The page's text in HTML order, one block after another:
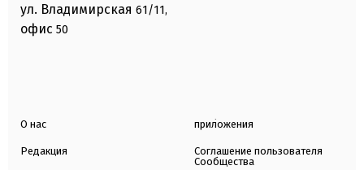
ул. Владимирская 61/11,
офис 50
О нас
Редакция
приложения
Соглашение пользователя
Сообщества